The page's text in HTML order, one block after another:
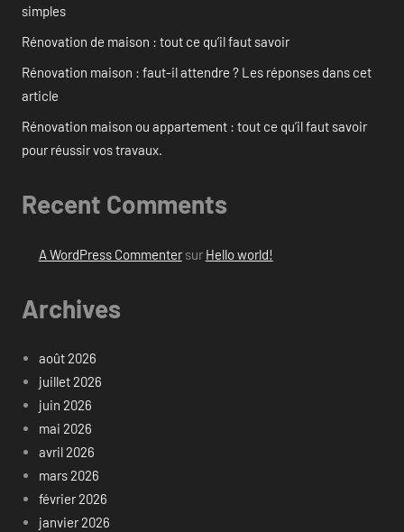
simples
Rénovation de maison : tout ce qu’il faut savoir
Rénovation maison : faut-il attendre ? Les réponses dans cet
article
Rénovation maison ou appartement : tout ce qu’il faut savoir
pour réussir vos travaux.
Recent Comments
A WordPress Commentersur Hello world!
Archives
août 2026
juillet 2026
juin 2026
mai 2026
avril 2026
mars 2026
février 2026
janvier 2026